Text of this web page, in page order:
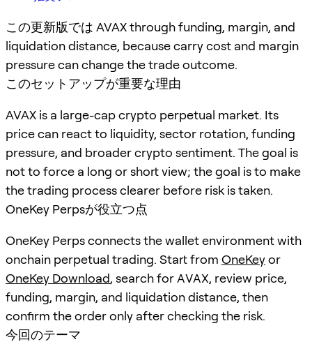
この更新版では AVAX through funding, margin, and
liquidation distance, because carry cost and margin
pressure can change the trade outcome.
このセットアップが重要な理由
AVAX is a large-cap crypto perpetual market. Its
price can react to liquidity, sector rotation, funding
pressure, and broader crypto sentiment. The goal is
not to force a long or short view; the goal is to make
the trading process clearer before risk is taken.
OneKey Perpsが役立つ点
OneKey Perps connects the wallet environment with
onchain perpetual trading. Start from OneKeyor
OneKey Download, search for AVAX, review price,
funding, margin, and liquidation distance, then
confirm the order only after checking the risk.
今回のテーマ